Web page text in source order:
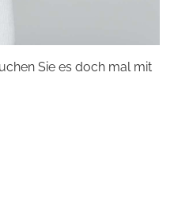
Sie es doch mal mit